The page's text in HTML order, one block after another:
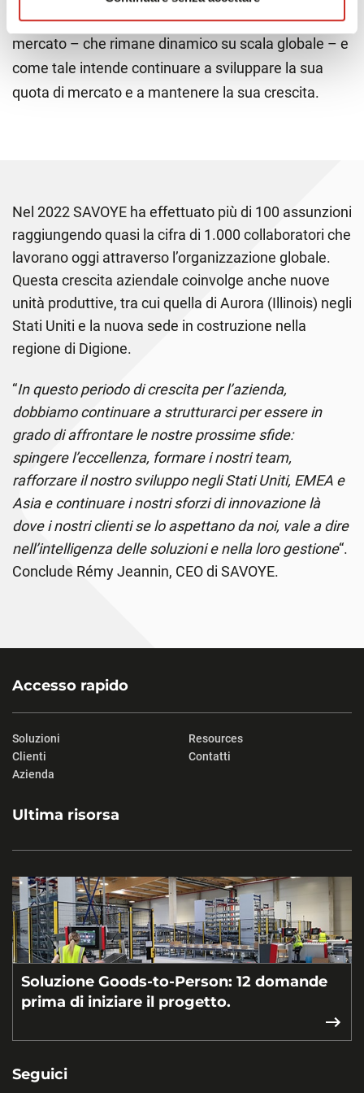
in questo contesto rimane uno dei principali attori del
mercato – che rimane dinamico su scala globale – e
come tale intende continuare a sviluppare la sua
quota di mercato e a mantenere la sua crescita.
Nel 2022 SAVOYE ha effettuato più di 100 assunzioni
raggiungendo quasi la cifra di 1.000 collaboratori che
lavorano oggi attraverso l’organizzazione globale.
Questa crescita aziendale coinvolge anche nuove
unità produttive, tra cui quella di Aurora (Illinois) negli
Stati Uniti e la nuova sede in costruzione nella
regione di Digione.
“In questo periodo di crescita per l’azienda,
dobbiamo continuare a strutturarci per essere in
grado di affrontare le nostre prossime sfide:
spingere l’eccellenza, formare i nostri team,
rafforzare il nostro sviluppo negli Stati Uniti, EMEA e
Asia e continuare i nostri sforzi di innovazione là
dove i nostri clienti se lo aspettano da noi, vale a dire
nell’intelligenza delle soluzioni e nella loro gestione“.
Conclude Rémy Jeannin, CEO di SAVOYE.
Accesso rapido
Soluzioni
Clienti
Azienda
Resources
Contatti
Ultima risorsa
Soluzione Goods-to-Person: 12 domande
prima di iniziare il progetto.
Seguici